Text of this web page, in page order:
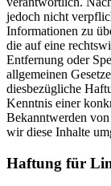
jedoch nicht
Informationen zu
die auf eine
Entfernung oder
allgemeinen
diesbezügliche
Kenntnis einer
Bekanntwerden
wir diese Inhalte
Haftung für